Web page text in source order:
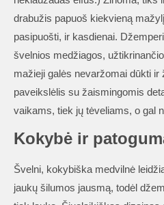
drabužis papuoš kiekvieną
pasipuošti, ir kasdienai.
švelnios medžiagos,
mažieji galės nevaržomai dūkti ir
paveikslėlis su žaismingomis
vaikams, tiek jų tėveliams, o gal
Kokybė ir
Švelni, kokybiška medvilnė
jaukų šilumos jausmą, todėl